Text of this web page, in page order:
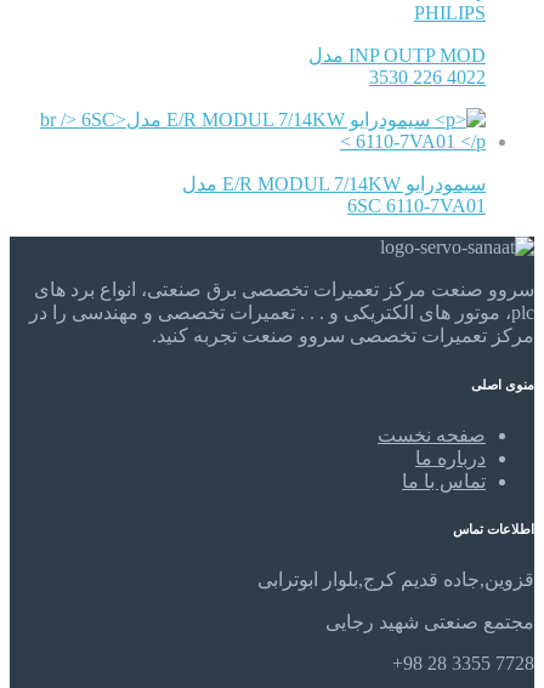
PHILIPS
INP OUTP MOD مدل
4022 226 3530
سیمودرایو E/R MODUL 7/14KW مدل
6SC 6110-7VA01
سروو صنعت مرکز تعمیرات تخصصی برق صنعتی، انواع برد های
plc، موتور های الکتریکی و . . . تعمیرات تخصصی و مهندسی را در
مرکز تعمیرات تخصصی سروو صنعت تجربه کنید.
منوی اصلی
صفحه نخست
درباره ما
تماس با ما
اطلاعات تماس
قزوین,جاده قدیم کرج,بلوار ابوترابی
مجتمع صنعتی شهید رجایی
7728 3355 28 98+